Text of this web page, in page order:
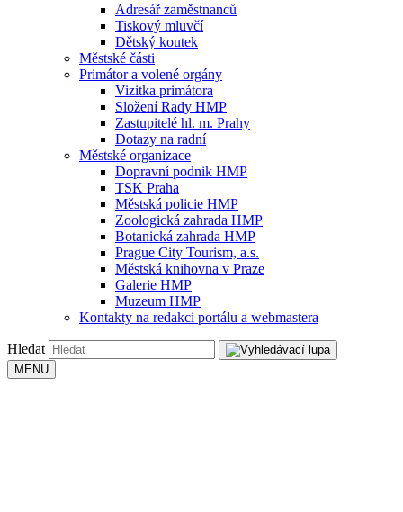
Adresář zaměstnanců
Tiskový mluvčí
Dětský koutek
Městské části
Primátor a volené orgány
Vizitka primátora
Složení Rady HMP
Zastupitelé hl. m. Prahy
Dotazy na radní
Městské organizace
Dopravní podnik HMP
TSK Praha
Městská policie HMP
Zoologická zahrada HMP
Botanická zahrada HMP
Prague City Tourism, a.s.
Městská knihovna v Praze
Galerie HMP
Muzeum HMP
Kontakty na redakci portálu a webmastera
Hledat
MENU